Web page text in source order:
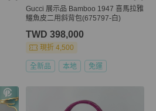
Gucci 展示品 Bamboo 1947 喜馬拉雅
鱷魚皮二用斜背包(675797-白)
TWD 398,000
現折 4,500
全新品 本地 免運